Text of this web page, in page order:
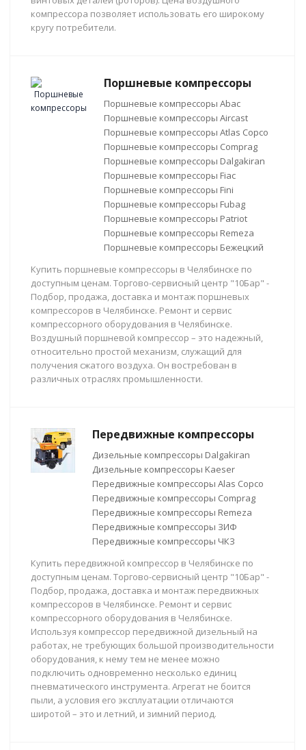
компрессора позволяет использовать его широкому
кругу потребители.
Поршневые компрессоры
Поршневые компрессоры Abac
Поршневые компрессоры Aircast
Поршневые компрессоры Atlas Copco
Поршневые компрессоры Comprag
Поршневые компрессоры Dalgakiran
Поршневые компрессоры Fiac
Поршневые компрессоры Fini
Поршневые компрессоры Fubag
Поршневые компрессоры Patriot
Поршневые компрессоры Remeza
Поршневые компрессоры Бежецкий
Купить поршневые компрессоры в Челябинске по
доступным ценам. Торгово-сервисный центр "10Бар" -
Подбор, продажа, доставка и монтаж поршневых
компрессоров в Челябинске. Ремонт и сервис
компрессорного оборудования в Челябинске.
Воздушный поршневой компрессор – это надежный,
относительно простой механизм, служащий для
получения сжатого воздуха. Он востребован в
различных отраслях промышленности.
Передвижные компрессоры
Дизельные компрессоры Dalgakiran
Дизельные компрессоры Kaeser
Передвижные компрессоры Alas Copco
Передвижные компрессоры Comprag
Передвижные компрессоры Remeza
Передвижные компрессоры ЗИФ
Передвижные компрессоры ЧКЗ
Купить передвижной компрессор в Челябинске по
доступным ценам. Торгово-сервисный центр "10Бар" -
Подбор, продажа, доставка и монтаж передвижных
компрессоров в Челябинске. Ремонт и сервис
компрессорного оборудования в Челябинске.
Используя компрессор передвижной дизельный на
работах, не требующих большой производительности
оборудования, к нему тем не менее можно
подключить одновременно несколько единиц
пневматического инструмента. Агрегат не боится
пыли, а условия его эксплуатации отличаются
широтой – это и летний, и зимний период.